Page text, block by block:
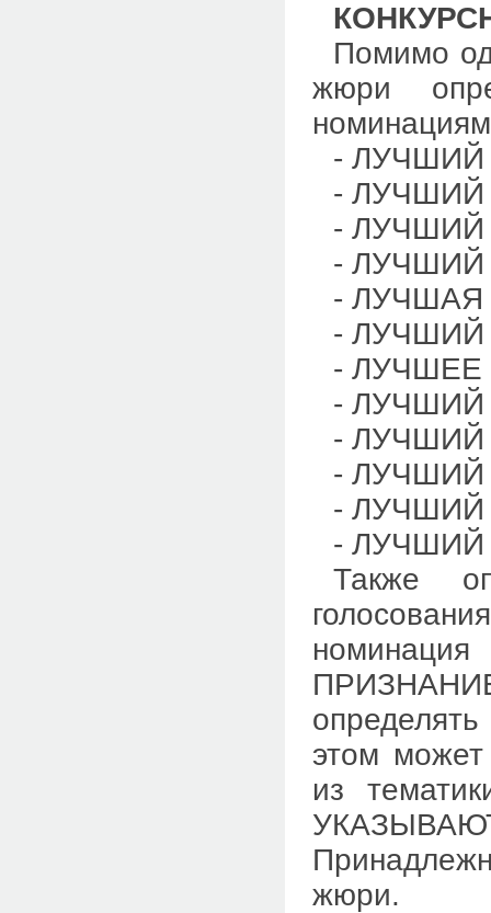
Помимо
жюри
-
- ЛУЧШИЙ
-
- ЛУЧШИЙ
-
-
-
-
- ЛУЧШИЙ
-
- ЛУЧШИЙ
-
Также
этом
из
жюри.